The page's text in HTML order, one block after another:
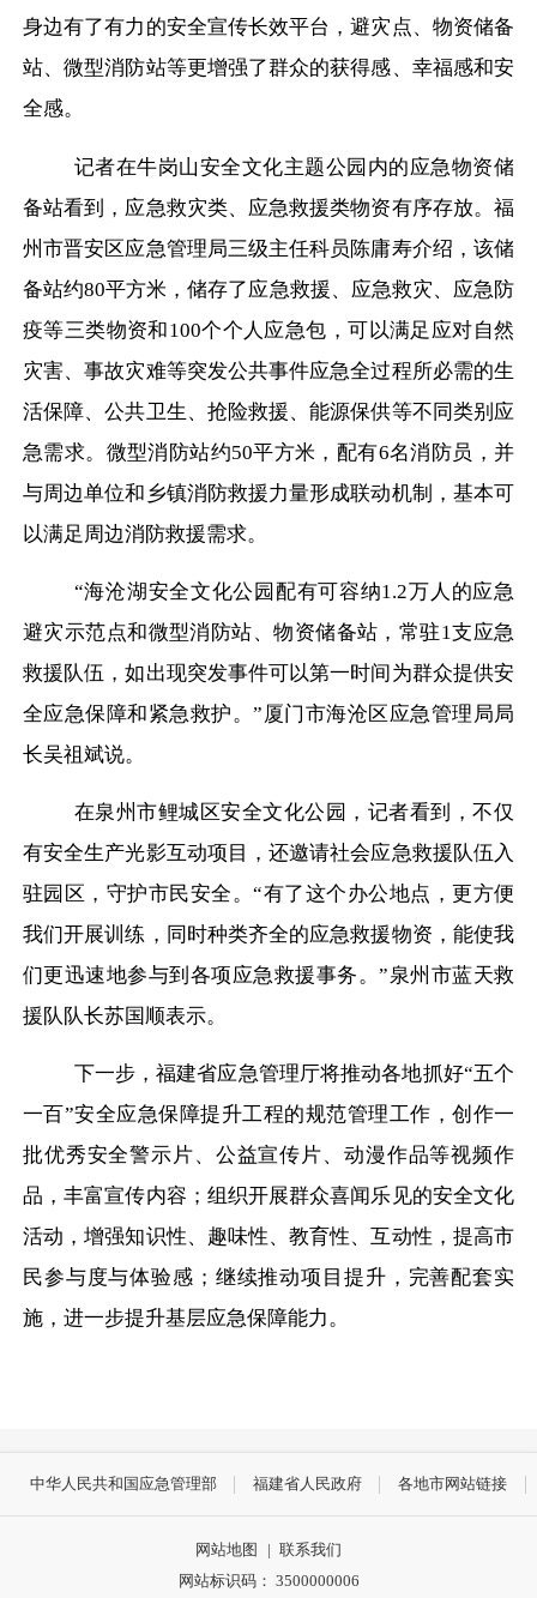
身边有了有力的安全宣传长效平台，避灾点、物资储备
站、微型消防站等更增强了群众的获得感、幸福感和安
全感。
记者在牛岗山安全文化主题公园内的应急物资储
备站看到，应急救灾类、应急救援类物资有序存放。福
州市晋安区应急管理局三级主任科员陈庸寿介绍，该储
备站约80平方米，储存了应急救援、应急救灾、应急防
疫等三类物资和100个个人应急包，可以满足应对自然
灾害、事故灾难等突发公共事件应急全过程所必需的生
活保障、公共卫生、抢险救援、能源保供等不同类别应
急需求。微型消防站约50平方米，配有6名消防员，并
与周边单位和乡镇消防救援力量形成联动机制，基本可
以满足周边消防救援需求。
“海沧湖安全文化公园配有可容纳1.2万人的应急
避灾示范点和微型消防站、物资储备站，常驻1支应急
救援队伍，如出现突发事件可以第一时间为群众提供安
全应急保障和紧急救护。”厦门市海沧区应急管理局局
长吴祖斌说。
在泉州市鲤城区安全文化公园，记者看到，不仅
有安全生产光影互动项目，还邀请社会应急救援队伍入
驻园区，守护市民安全。“有了这个办公地点，更方便
我们开展训练，同时种类齐全的应急救援物资，能使我
们更迅速地参与到各项应急救援事务。”泉州市蓝天救
援队队长苏国顺表示。
下一步，福建省应急管理厅将推动各地抓好“五个
一百”安全应急保障提升工程的规范管理工作，创作一
批优秀安全警示片、公益宣传片、动漫作品等视频作
品，丰富宣传内容；组织开展群众喜闻乐见的安全文化
活动，增强知识性、趣味性、教育性、互动性，提高市
民参与度与体验感；继续推动项目提升，完善配套实
施，进一步提升基层应急保障能力。
中华人民共和国应急管理部 福建省人民政府 各地市网站链接
网站地图 | 联系我们
网站标识码： 3500000006